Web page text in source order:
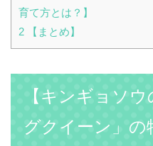
育て方とは？】
2 【まとめ】
【キンギョソ
グクイーン」の